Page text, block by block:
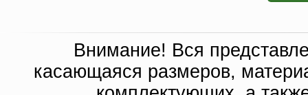
Внимание! Вся
касающаяся размеров,